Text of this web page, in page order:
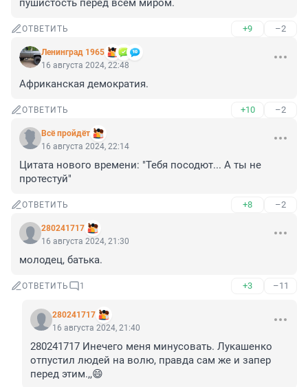
пушистость перед всем миром.
ОТВЕТИТЬ +9 –2
Ленинград 1965
16 августа 2024, 22:48
Африканская демократия.
ОТВЕТИТЬ +10 –2
Всё пройдёт
16 августа 2024, 22:14
Цитата нового времени: "Тебя посодют... А ты не
протестуй"
ОТВЕТИТЬ +8 –2
280241717
16 августа 2024, 21:30
молодец, батька.
ОТВЕТИТЬ 1 +3 –11
280241717
16 августа 2024, 21:40
280241717 Инечего меня минусовать. Лукашенко
отпустил людей на волю, правда сам же и запер
перед этим.,,😄